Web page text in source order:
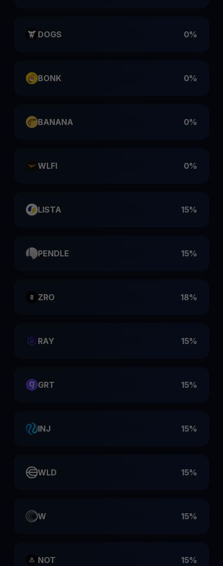
DOGS 0%
BONK 0%
BANANA 0%
WLFI 0%
LISTA 15%
PENDLE 15%
ZRO 18%
RAY 15%
GRT 15%
INJ 15%
WLD 15%
W 15%
NOT 15%